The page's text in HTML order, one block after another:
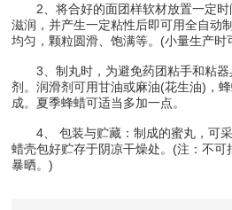
2、将合好的面团样软材放置一定时
滋润，并产生一定粘性后即可用全自动
均匀，颗粒圆滑、饱满等。(小量生产时
3、制丸时，为避免药团粘手和粘器
剂。润滑剂可用甘油或麻油(花生油)，
成。夏季蜂蜡可适当多加一点。
4、 包装与贮藏：制成的蜜丸，可采
蜡壳包好贮存于阴凉干燥处。(注：不
暴晒。)